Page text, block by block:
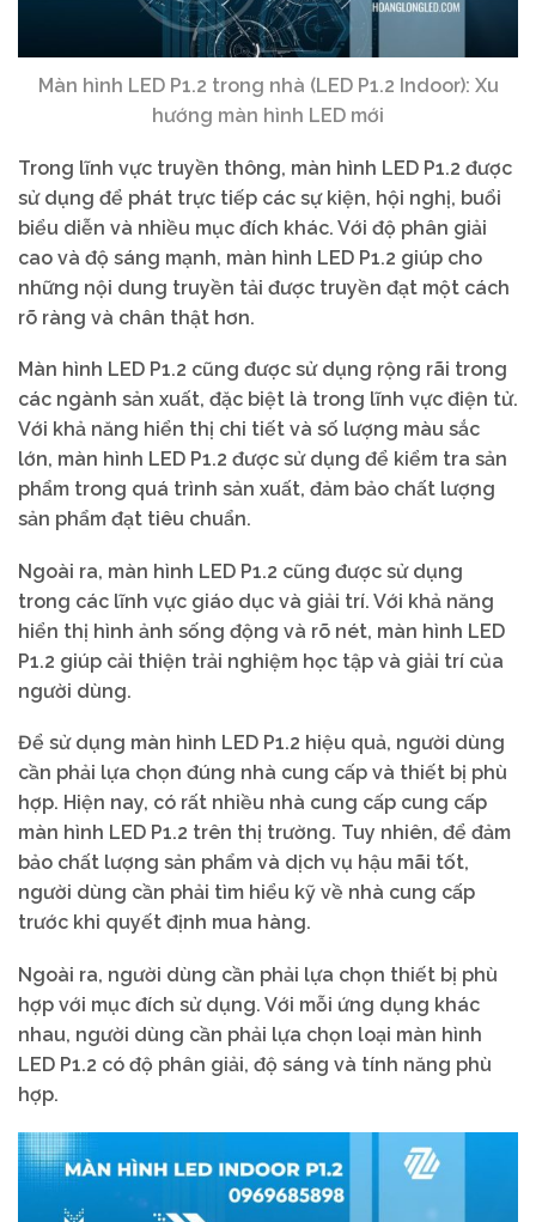
Màn hình LED P1.2 trong nhà (LED P1.2 Indoor): Xu
hướng màn hình LED mới
Trong lĩnh vực truyền thông, màn hình LED P1.2 được
sử dụng để phát trực tiếp các sự kiện, hội nghị, buổi
biểu diễn và nhiều mục đích khác. Với độ phân giải
cao và độ sáng mạnh, màn hình LED P1.2 giúp cho
những nội dung truyền tải được truyền đạt một cách
rõ ràng và chân thật hơn.
Màn hình LED P1.2 cũng được sử dụng rộng rãi trong
các ngành sản xuất, đặc biệt là trong lĩnh vực điện tử.
Với khả năng hiển thị chi tiết và số lượng màu sắc
lớn, màn hình LED P1.2 được sử dụng để kiểm tra sản
phẩm trong quá trình sản xuất, đảm bảo chất lượng
sản phẩm đạt tiêu chuẩn.
Ngoài ra, màn hình LED P1.2 cũng được sử dụng
trong các lĩnh vực giáo dục và giải trí. Với khả năng
hiển thị hình ảnh sống động và rõ nét, màn hình LED
P1.2 giúp cải thiện trải nghiệm học tập và giải trí của
người dùng.
Để sử dụng màn hình LED P1.2 hiệu quả, người dùng
cần phải lựa chọn đúng nhà cung cấp và thiết bị phù
hợp. Hiện nay, có rất nhiều nhà cung cấp cung cấp
màn hình LED P1.2 trên thị trường. Tuy nhiên, để đảm
bảo chất lượng sản phẩm và dịch vụ hậu mãi tốt,
người dùng cần phải tìm hiểu kỹ về nhà cung cấp
trước khi quyết định mua hàng.
Ngoài ra, người dùng cần phải lựa chọn thiết bị phù
hợp với mục đích sử dụng. Với mỗi ứng dụng khác
nhau, người dùng cần phải lựa chọn loại màn hình
LED P1.2 có độ phân giải, độ sáng và tính năng phù
hợp.